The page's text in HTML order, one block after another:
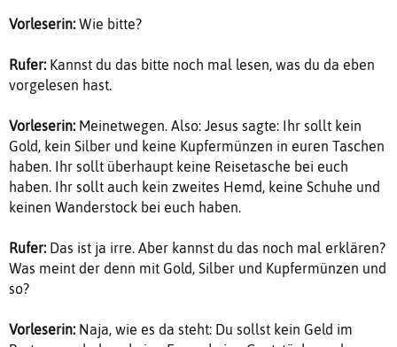
Vorleserin: Wie bitte?
Rufer: Kannst du das bitte noch mal lesen, was du da eben
vorgelesen hast.
Vorleserin: Meinetwegen. Also: Jesus sagte: Ihr sollt kein
Gold, kein Silber und keine Kupfermünzen in euren Taschen
haben. Ihr sollt überhaupt keine Reisetasche bei euch
haben. Ihr sollt auch kein zweites Hemd, keine Schuhe und
keinen Wanderstock bei euch haben.
Rufer: Das ist ja irre. Aber kannst du das noch mal erklären?
Was meint der denn mit Gold, Silber und Kupfermünzen und
so?
Vorleserin: Naja, wie es da steht: Du sollst kein Geld im